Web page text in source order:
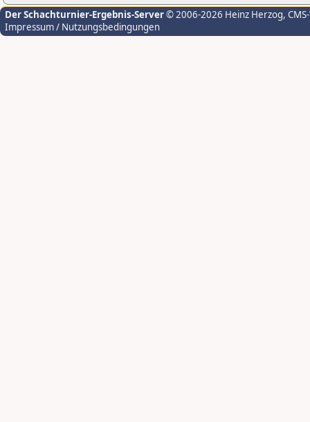
Der Schachturnier-Ergebnis-Server© 2006-2026 Heinz Herzog,
Impressum / Nutzungsbedingungen